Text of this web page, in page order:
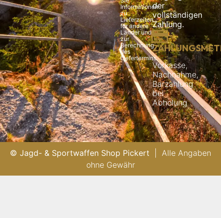
Informationen
zu
Lieferzeiten
für andere
Länder und
zur
Berechnung
des
Liefertermins.
der
vollständigen
Zahlung.
Vorkasse,
Nachnahme,
Barzahlung
bei
Abholung
© Jagd- & Sportwaffen Shop Pickert | Alle Angaben
ohne Gewähr